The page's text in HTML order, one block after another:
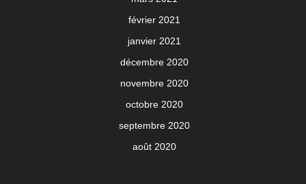
février 2021
janvier 2021
décembre 2020
novembre 2020
octobre 2020
septembre 2020
août 2020